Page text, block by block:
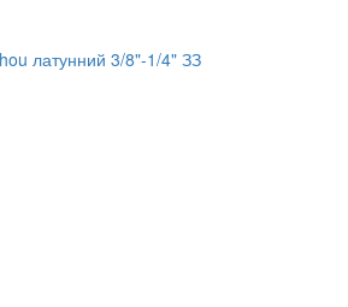
латунний 3/8"-1/4" ЗЗ